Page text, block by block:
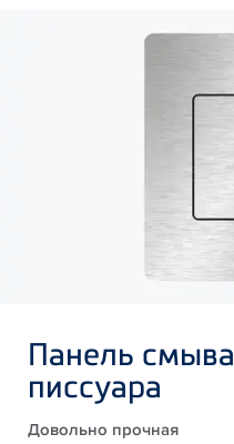
Панель смыва
писсуара
Довольно прочная